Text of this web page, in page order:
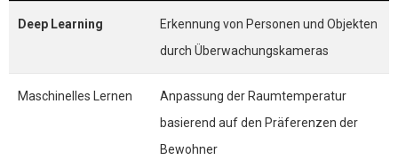
Deep Learning
Erkennung von Personen und Objekten
durch Überwachungskameras
Maschinelles Lernen
Anpassung der Raumtemperatur
basierend auf den Präferenzen der
Bewohner